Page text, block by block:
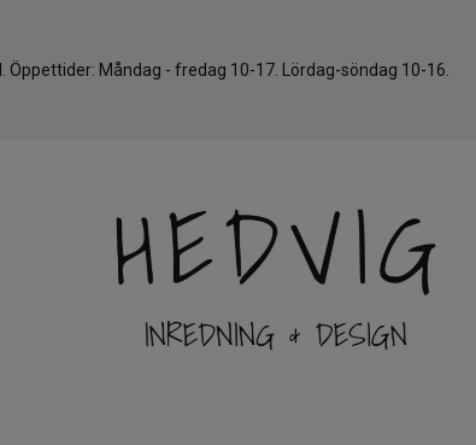
Öppettider: Måndag - fredag 10-17. Lördag-söndag 10-16.